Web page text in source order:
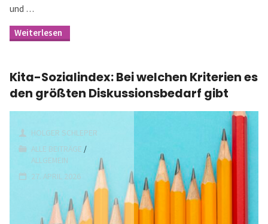
und …
Kita-
Impulse
und
Ergebnisse
Expert:innenforum
Frühe
Bildung
vom
2026"
Kita-Sozialindex: Bei welchen Kriterien es
den größten Diskussionsbedarf gibt
HOLGER SCHLEPER
ALLE BEITRÄGE /
ALLGEMEIN
27. APRIL 2026